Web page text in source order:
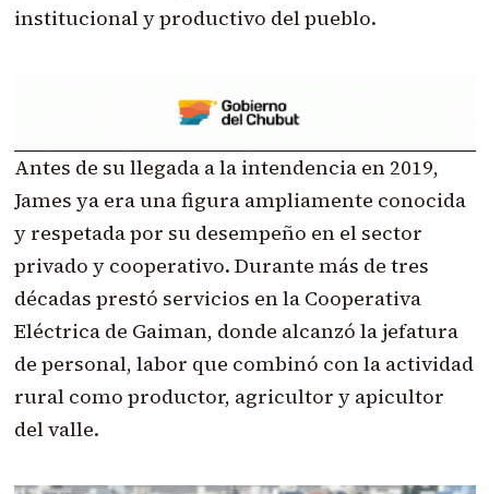
institucional y productivo del pueblo.
Antes de su llegada a la intendencia en 2019,
James ya era una figura ampliamente conocida
y respetada por su desempeño en el sector
privado y cooperativo. Durante más de tres
décadas prestó servicios en la Cooperativa
Eléctrica de Gaiman, donde alcanzó la jefatura
de personal, labor que combinó con la actividad
rural como productor, agricultor y apicultor
del valle.